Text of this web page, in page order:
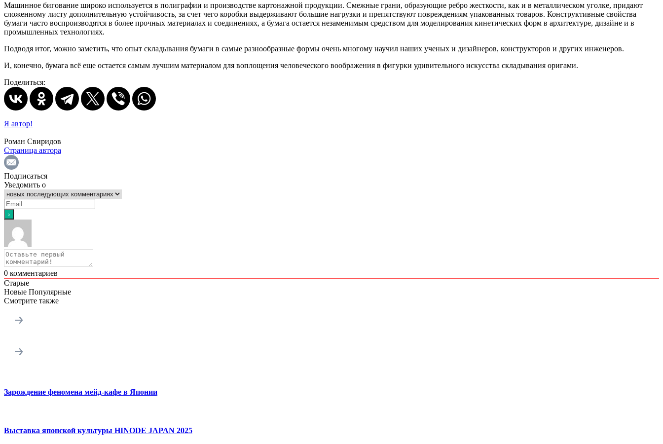
Машинное бигование широко используется в полиграфии и производстве картонажной продукции. Смежные грани, образующие ребро жесткости, как и в металлическом уголке, придают
сложенному листу дополнительную устойчивость, за счет чего коробки выдерживают большие нагрузки и препятствуют повреждениям упакованных товаров. Конструктивные свойства
бумаги часто воспроизводятся в более прочных материалах и соединениях, а бумага остается незаменимым средством для моделирования кинетических форм в архитектуре, дизайне и в
промышленных технологиях.
Подводя итог, можно заметить, что опыт складывания бумаги в самые разнообразные формы очень многому научил наших ученых и дизайнеров, конструкторов и других инженеров.
И, конечно, бумага всё еще остается самым лучшим материалом для воплощения человеческого воображения в фигурки удивительного искусства складывания оригами.
Поделиться:
Я автор!
Роман Свиридов
Страница автора
Подписаться
Уведомить о
0 комментариев
Старые
Новые Популярные
Смотрите также
Зарождение феномена мейд-кафе в Японии
Выставка японской культуры HINODE JAPAN 2025